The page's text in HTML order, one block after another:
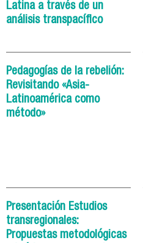
Latina a través de un
análisis transpacífico
Pedagogías de la rebelión:
Revisitando «Asia-
Latinoamérica como
método»
Presentación Estudios
transregionales:
Propuestas metodológicas